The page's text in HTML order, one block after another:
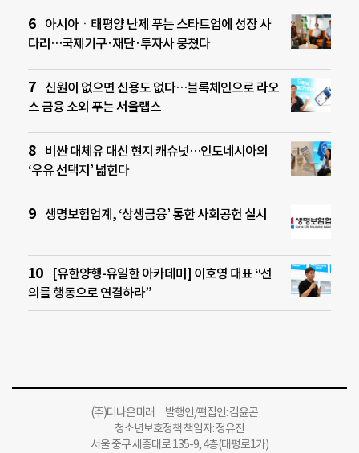
아시아ㆍ태평양 난제 푸는 스타트업에 성장 사
다리…국제기구·재단·투자사 뭉쳤다
신원이 없으면 신용도 없다…블록체인으로 라오
스 금융 소외 푸는 서울랩스
비싼 대체유 대신 현지 캐슈넛…인도네시아의
‘우유 선택지’ 넓힌다
생명보험업계, ‘상생금융’ 통한 사회공헌 실시
[유한양행-유일한 아카데미] 이호영 대표 “선
의를 행동으로 연결하라”
(주)더나은미래 발행인/편집인: 김윤곤
청소년보호정책 책임자: 정유진
서울 중구 세종대로 135-9, 4층(태평로1가)